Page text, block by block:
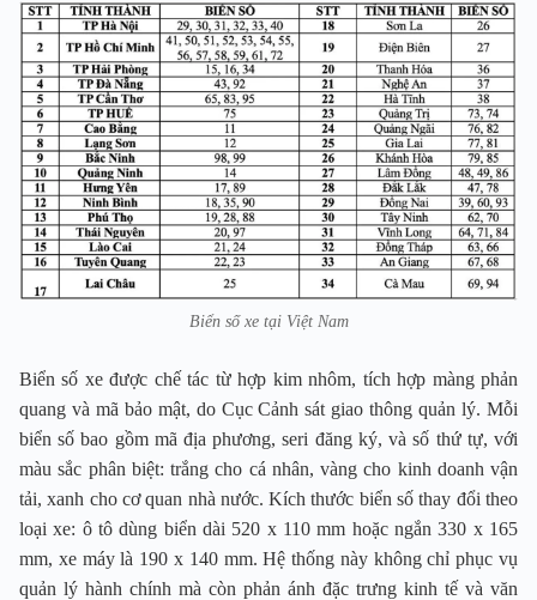
Biển số xe tại Việt Nam
Biển số xe được chế tác từ hợp kim nhôm, tích hợp màng phản
quang và mã bảo mật, do Cục Cảnh sát giao thông quản lý. Mỗi
biển số bao gồm mã địa phương, seri đăng ký, và số thứ tự, với
màu sắc phân biệt: trắng cho cá nhân, vàng cho kinh doanh vận
tải, xanh cho cơ quan nhà nước. Kích thước biển số thay đổi theo
loại xe: ô tô dùng biển dài 520 x 110 mm hoặc ngắn 330 x 165
mm, xe máy là 190 x 140 mm. Hệ thống này không chỉ phục vụ
quản lý hành chính mà còn phản ánh đặc trưng kinh tế và văn